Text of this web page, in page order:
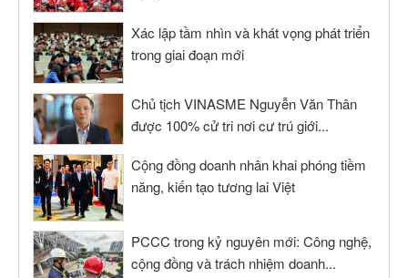
Xác lập tầm nhìn và khát vọng phát triển
trong giai đoạn mới
Chủ tịch VINASME Nguyễn Văn Thân
được 100% cử tri nơi cư trú giới...
Cộng đồng doanh nhân khai phóng tiềm
năng, kiến tạo tương lai Việt
PCCC trong kỷ nguyên mới: Công nghệ,
cộng đồng và trách nhiệm doanh...